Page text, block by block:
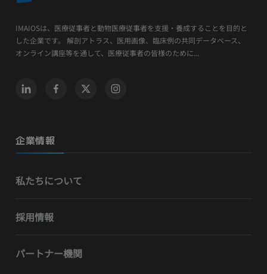
IMAIOSは、医療従事者と動物医療従事者を支援・養成することを目的と
した企業です。 解剖アトラス、医用画像、臨床例の共同データベース、
オンライン講座等を通して、医療従事者の皆様のために...
企業情報
私たちについて
採用情報
パートナー機関